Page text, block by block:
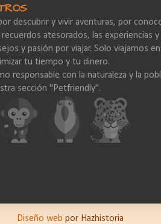
descubrir y vivir aventuras, por
atesorados, las experiencias
y pasión por viajar. Solo viajamos
tu tiempo y tu dinero.
responsable con la naturaleza y la
sección "Petfriendly".
Diseño web por Hazhistoria